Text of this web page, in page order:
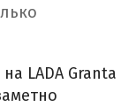
LADA Granta